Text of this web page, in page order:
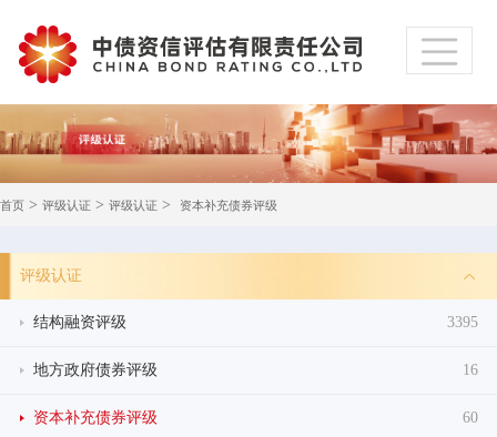
首页 > 评级认证 > 评级认证 > 资本补充债券评级
评级认证
结构融资评级 3395
地方政府债券评级 16
资本补充债券评级 60